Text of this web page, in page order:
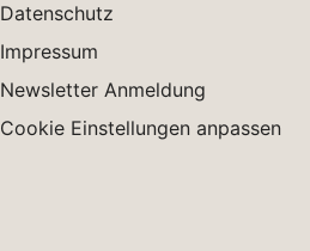
Datenschutz
Impressum
Newsletter Anmeldung
Cookie Einstellungen anpassen